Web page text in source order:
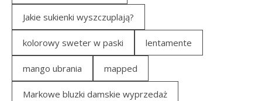
Jakie sukienki wyszczuplają?
kolorowy sweter w paski lentamente
mango ubrania mapped
Markowe bluzki damskie wyprzedaż